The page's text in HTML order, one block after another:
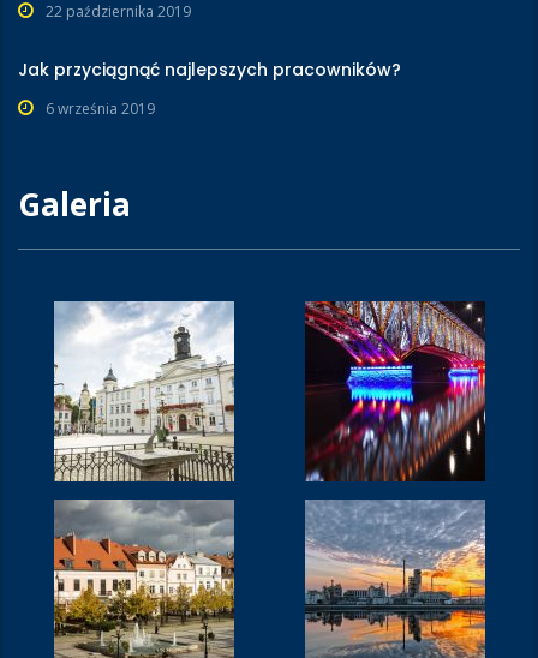
22 października 2019
Jak przyciągnąć najlepszych pracowników?
6 września 2019
Galeria